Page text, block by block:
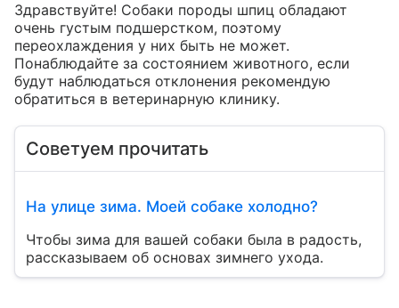
Здравствуйте! Собаки породы шпиц обладают
очень густым подшерстком, поэтому
переохлаждения у них быть не может.
Понаблюдайте за состоянием животного, если
будут наблюдаться отклонения рекомендую
обратиться в ветеринарную клинику.
Советуем прочитать
На улице зима. Моей собаке холодно?
Чтобы зима для вашей собаки была в радость,
рассказываем об основах зимнего ухода.